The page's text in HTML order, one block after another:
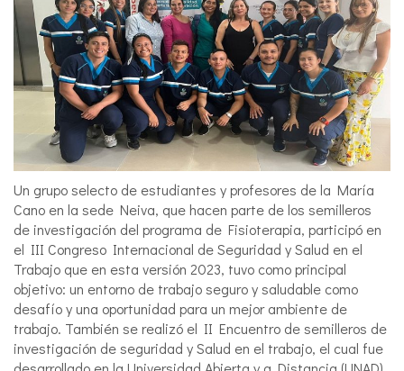
Un grupo selecto de estudiantes y profesores de la María
Cano en la sede Neiva, que hacen parte de los semilleros
de investigación del programa de Fisioterapia, participó en
el III Congreso Internacional de Seguridad y Salud en el
Trabajo que en esta versión 2023, tuvo como principal
objetivo: un entorno de trabajo seguro y saludable como
desafío y una oportunidad para un mejor ambiente de
trabajo. También se realizó el II Encuentro de semilleros de
investigación de seguridad y Salud en el trabajo, el cual fue